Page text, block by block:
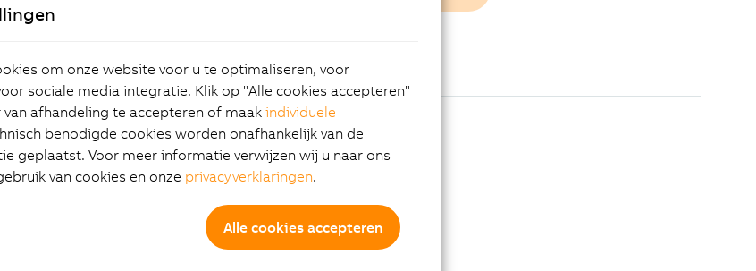
om onze website voor u te optimaliseren, voor
sociale media integratie. Klik op "Alle cookies accepteren"
afhandeling te accepteren of maak individuele
benodigde cookies worden onafhankelijk van de
geplaatst. Voor meer informatie verwijzen wij u naar ons
van cookies en onze privacyverklaringen.
Alle cookies accepteren